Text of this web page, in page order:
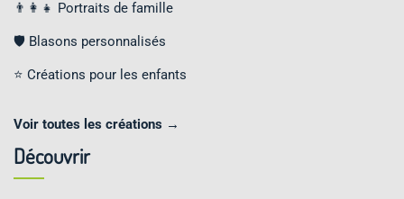
👨‍👩‍👧 Portraits de famille
🛡️ Blasons personnalisés
⭐ Créations pour les enfants
Voir toutes les créations →
Découvrir